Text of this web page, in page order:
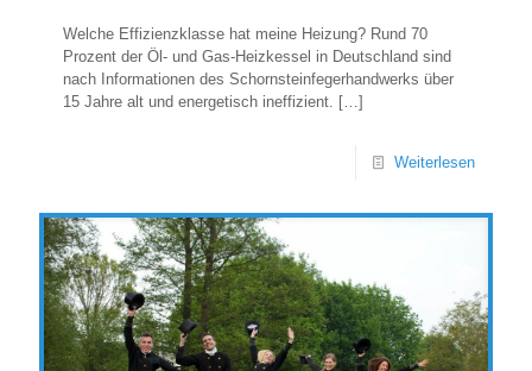
Welche Effizienzklasse hat meine Heizung? Rund 70
Prozent der Öl- und Gas-Heizkessel in Deutschland sind
nach Informationen des Schornsteinfegerhandwerks über
15 Jahre alt und energetisch ineffizient. […]
Weiterlesen